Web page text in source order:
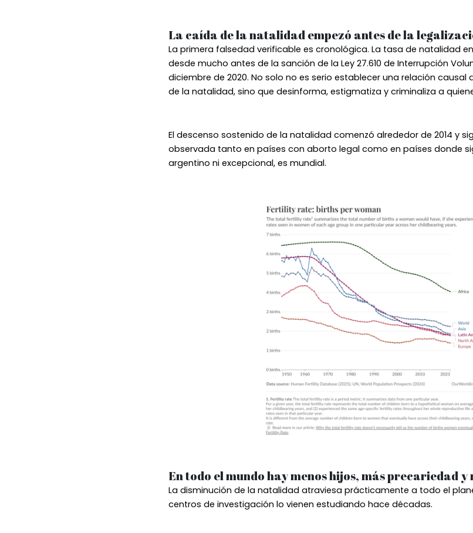
La caída de la natalidad empezó antes de la
La primera falsedad verificable es cronológica. La tasa de natalidad
desde mucho antes de la sanción de la Ley 27.610 de Interrupción
diciembre de 2020. No solo no es serio establecer una relación
de la natalidad, sino que desinforma, estigmatiza y criminaliza a
El descenso sostenido de la natalidad comenzó alrededor de 2014 y
observada tanto en países con aborto legal como en países donde
argentino ni excepcional, es mundial.
En todo el mundo hay menos hijos, más precariedad
La disminución de la natalidad atraviesa prácticamente a todo el
centros de investigación lo vienen estudiando hace décadas.